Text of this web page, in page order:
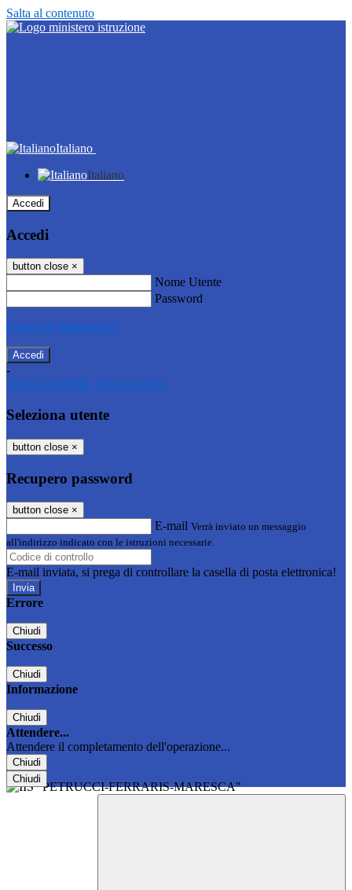
Salta al contenuto
Italiano
Italiano
Accedi
Accedi
button close ×
Nome Utente
Password
Password dimenticata?
-
Entra con SPID Entra con CIE
Seleziona utente
button close ×
Recupero password
button close ×
E-mail Verrà inviato un messaggio
all'indirizzo indicato con le istruzioni necessarie.
E-mail inviata, si prega di controllare la casella di posta elettronica!
Errore
Chiudi
Successo
Chiudi
Informazione
Chiudi
Attendere...
Attendere il completamento dell'operazione...
Chiudi
Chiudi